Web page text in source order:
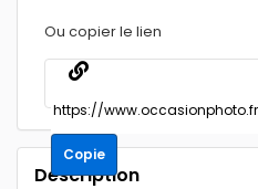
Ou copier le lien
Copie
Description